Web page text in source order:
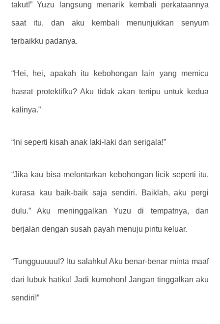
takut!” Yuzu langsung menarik kembali perkataannya
saat itu, dan aku kembali menunjukkan senyum
terbaikku padanya.
“Hei, hei, apakah itu kebohongan lain yang memicu
hasrat protektifku? Aku tidak akan tertipu untuk kedua
kalinya.”
“Ini seperti kisah anak laki-laki dan serigala!”
“Jika kau bisa melontarkan kebohongan licik seperti itu,
kurasa kau baik-baik saja sendiri. Baiklah, aku pergi
dulu.” Aku meninggalkan Yuzu di tempatnya, dan
berjalan dengan susah payah menuju pintu keluar.
“Tungguuuuu!? Itu salahku! Aku benar-benar minta maaf
dari lubuk hatiku! Jadi kumohon! Jangan tinggalkan aku
sendiri!”